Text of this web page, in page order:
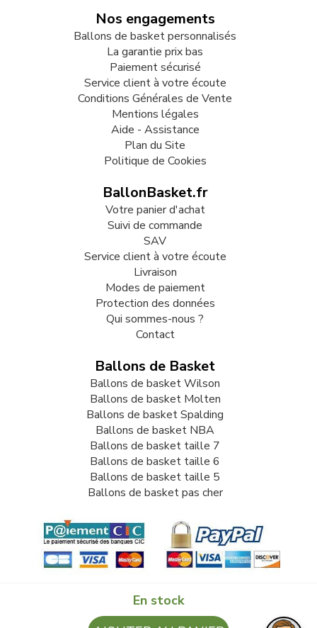
En stock
Nos engagements
Ballons de basket personnalisés
La garantie prix bas
Paiement sécurisé
Service client à votre écoute
Conditions Générales de Vente
Mentions légales
Aide - Assistance
Plan du Site
Politique de Cookies
BallonBasket.fr
Votre panier d'achat
Suivi de commande
SAV
Service client à votre écoute
Livraison
Modes de paiement
Protection des données
Qui sommes-nous ?
Contact
Ballons de Basket
Ballons de basket Wilson
Ballons de basket Molten
Ballons de basket Spalding
Ballons de basket NBA
Ballons de basket taille 7
Ballons de basket taille 6
Ballons de basket taille 5
Ballons de basket pas cher
© 2009-2026 LB82. Tous droits réservés - ballonbasket.fr -